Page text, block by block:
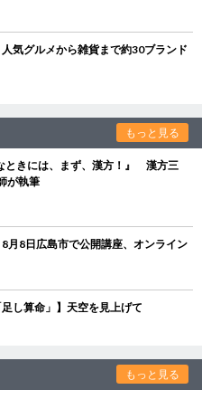
気グルメから雑貨まで約30ブランド
もっと見る
ときには、まず、漢方！』 漢方三
が執筆
8日広島市で公開講座、オンライン
し算命」】天空を見上げて
もっと見る